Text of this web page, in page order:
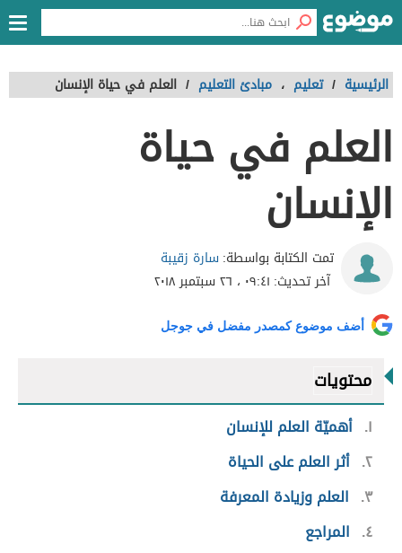
الرئيسية / تعليم ، مبادئ التعليم / العلم في حياة الإنسان
العلم في حياة
الإنسان
تمت الكتابة بواسطة:سارة زقيبة
آخر تحديث: ٠٩:٤١ ، ٢٦ سبتمبر ٢٠١٨
أضف موضوع كمصدر مفضل في جوجل
محتويات
١ أهميّة العلم للإنسان
٢ أثر العلم على الحياة
٣
العلم وزيادة المعرفة
٤
المراجع